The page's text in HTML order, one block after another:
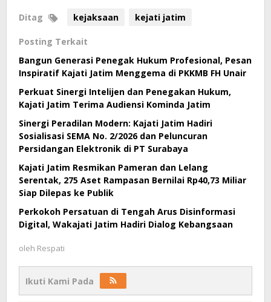
Ditag kejaksaan kejati jatim
Posting Terkait
Bangun Generasi Penegak Hukum Profesional, Pesan
Inspiratif Kajati Jatim Menggema di PKKMB FH Unair
Perkuat Sinergi Intelijen dan Penegakan Hukum,
Kajati Jatim Terima Audiensi Kominda Jatim
Sinergi Peradilan Modern: Kajati Jatim Hadiri
Sosialisasi SEMA No. 2/2026 dan Peluncuran
Persidangan Elektronik di PT Surabaya
Kajati Jatim Resmikan Pameran dan Lelang
Serentak, 275 Aset Rampasan Bernilai Rp40,73 Miliar
Siap Dilepas ke Publik
Perkokoh Persatuan di Tengah Arus Disinformasi
Digital, Wakajati Jatim Hadiri Dialog Kebangsaan
oleh Respati
Ikuti Kami Pada